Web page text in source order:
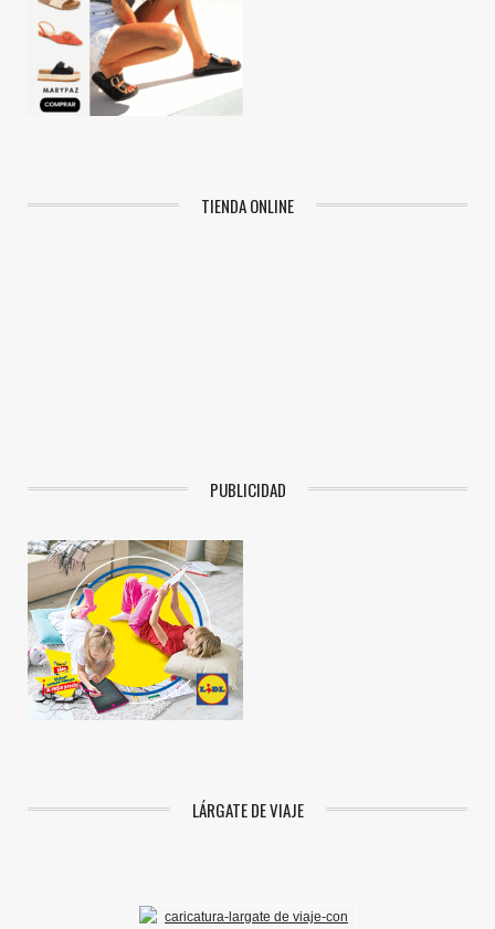
TIENDA ONLINE
PUBLICIDAD
LÁRGATE DE VIAJE